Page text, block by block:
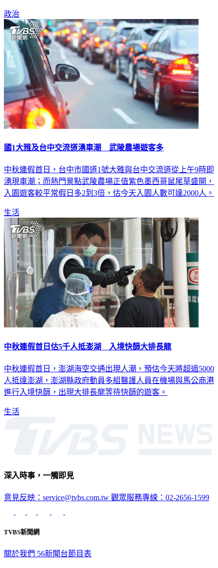
政治
國1大雅及台中交流道湧車潮 武陵農場遊客多
中秋連假首日，台中市國道1號大雅與台中交流道從上午9時即
湧現車潮；而熱門景點武陵農場正值紫色墨西哥鼠尾草盛開，
入園遊客較平常假日多2到3倍，估今天入園人數可達2000人。
生活
中秋連假首日估5千人抵澎湖 入境快篩大排長龍
中秋連假首日，澎湖海空交通出現人潮，預估今天將超過5000
人抵達澎湖，澎湖縣政府動員多組醫護人員在機場與馬公商港
進行入境快篩，出現大排長龍等待快篩的遊客。
生活
深入時事，一觸即見
意見反映：service@tvbs.com.tw 觀眾服務專線：02-2656-1599
TVBS新聞網
關於我們 56新聞台節目表